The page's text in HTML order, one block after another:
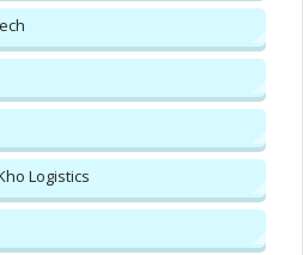
Logistics